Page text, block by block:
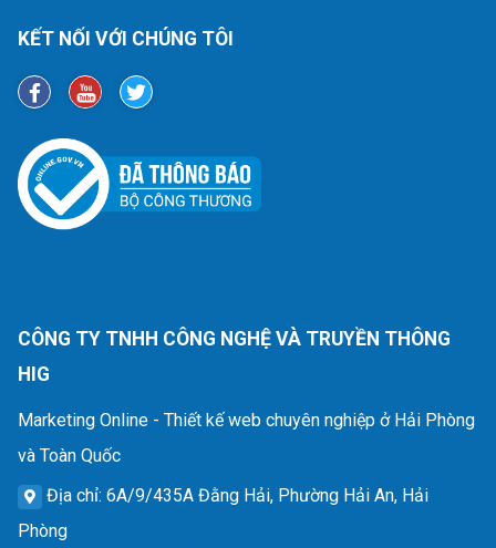
KẾT NỐI VỚI CHÚNG TÔI
CÔNG TY TNHH CÔNG NGHỆ VÀ TRUYỀN THÔNG
HIG
Marketing Online - Thiết kế web chuyên nghiệp ở Hải Phòng
và Toàn Quốc
Địa chỉ: 6A/9/435A Đằng Hải, Phường Hải An, Hải
Phòng